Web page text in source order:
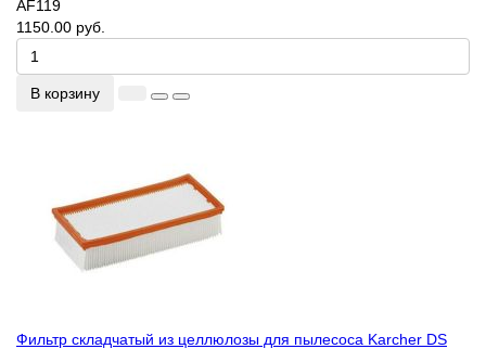
AF119
1150.00 руб.
В корзину
Фильтр складчатый из целлюлозы для пылесоса Karcher DS